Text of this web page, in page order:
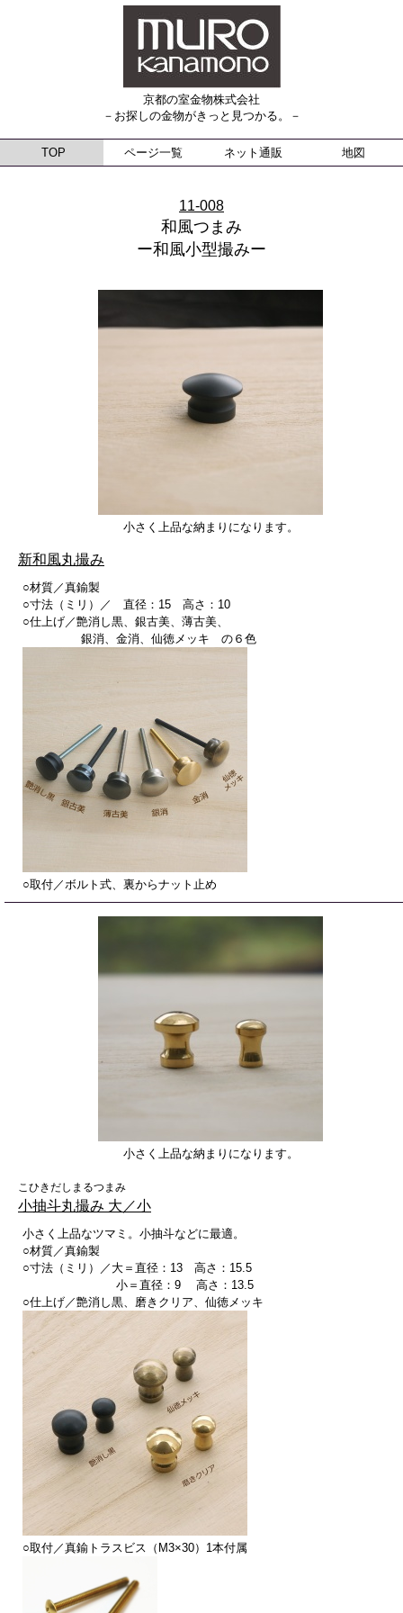
京都の室金物株式会社
－お探しの金物がきっと見つかる。－
TOP ページ一覧 ネット通販 地図
11-008
和風つまみ
ー和風小型撮みー
小さく上品な納まりになります。
新和風丸撮み
○材質／真鍮製
○寸法（ミリ）／ 直径：15 高さ：10
○仕上げ／艶消し黒、銀古美、薄古美、
銀消、金消、仙徳メッキ の６色
○取付／ボルト式、裏からナット止め
小さく上品な納まりになります。
こひきだしまるつまみ
小抽斗丸撮み 大／小
小さく上品なツマミ。小抽斗などに最適。
○材質／真鍮製
○寸法（ミリ）／大＝直径：13 高さ：15.5
小＝直径：9 高さ：13.5
○仕上げ／艶消し黒、磨きクリア、仙徳メッキ
○取付／真鍮トラスビス（M3×30）1本付属